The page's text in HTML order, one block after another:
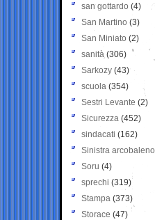
san gottardo (4)
San Martino (3)
San Miniato (2)
sanità (306)
Sarkozy (43)
scuola (354)
Sestri Levante (2)
Sicurezza (452)
sindacati (162)
Sinistra arcobaleno
Soru (4)
sprechi (319)
Stampa (373)
Storace (47)